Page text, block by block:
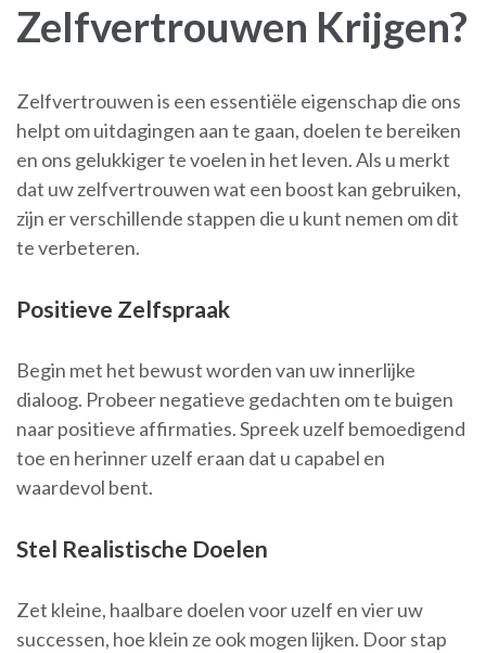
Zelfvertrouwen Krijgen?
Zelfvertrouwen is een essentiële eigenschap die ons
helpt om uitdagingen aan te gaan, doelen te bereiken
en ons gelukkiger te voelen in het leven. Als u merkt
dat uw zelfvertrouwen wat een boost kan gebruiken,
zijn er verschillende stappen die u kunt nemen om dit
te verbeteren.
Positieve Zelfspraak
Begin met het bewust worden van uw innerlijke
dialoog. Probeer negatieve gedachten om te buigen
naar positieve affirmaties. Spreek uzelf bemoedigend
toe en herinner uzelf eraan dat u capabel en
waardevol bent.
Stel Realistische Doelen
Zet kleine, haalbare doelen voor uzelf en vier uw
successen, hoe klein ze ook mogen lijken. Door stap